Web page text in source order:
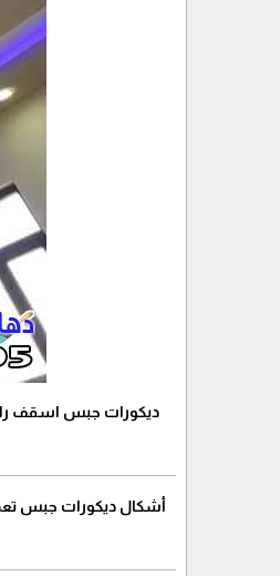
ديكورات جبس اسقف
أشكال ديكورات جبس